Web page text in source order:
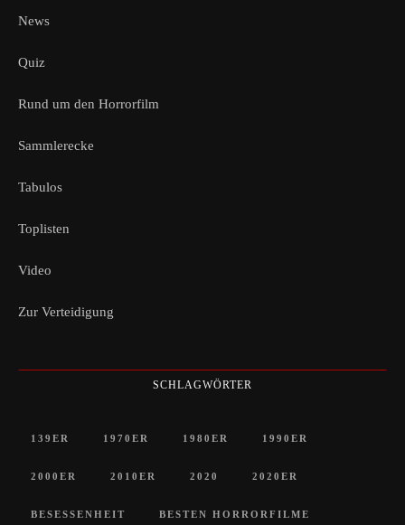
News
Quiz
Rund um den Horrorfilm
Sammlerecke
Tabulos
Toplisten
Video
Zur Verteidigung
SCHLAGWÖRTER
139ER 1970ER 1980ER 1990ER
2000ER 2010ER 2020 2020ER
BESESSENHEIT BESTEN HORRORFILME